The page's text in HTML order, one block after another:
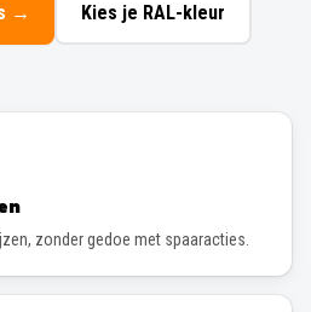
→ Kies je RAL-kleur
zonder gedoe met spaaracties.